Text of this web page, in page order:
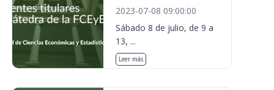
2023-07-08 09:00:00
Sábado 8 de julio, de 9 a
13, ...
Leer más